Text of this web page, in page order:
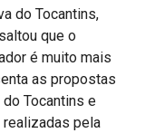
do Tocantins,
que o
é muito mais
as propostas
Tocantins e
pela